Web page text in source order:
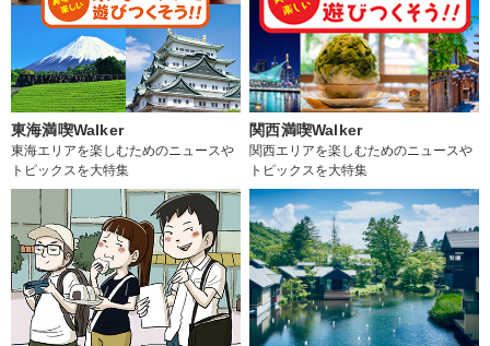
東海満喫Walker
東海エリアを楽しむためのニュースや
トピックスを大特集
関西満喫Walker
関西エリアを楽しむためのニュースや
トピックスを大特集